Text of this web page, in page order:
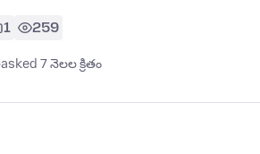
1 259
asked 7 నెలల క్రితం